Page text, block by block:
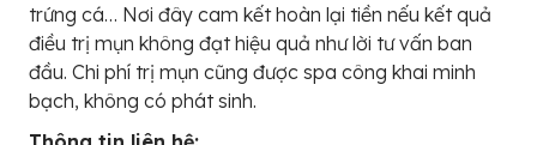
trứng cá… Nơi đây cam kết hoàn lại tiền nếu kết quả
điều trị mụn không đạt hiệu quả như lời tư vấn ban
đầu. Chi phí trị mụn cũng được spa công khai minh
bạch, không có phát sinh.